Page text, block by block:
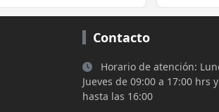
Contacto
Horario de atención:
Jueves de 09:00 a 17:00 hrs
hasta las 16:00